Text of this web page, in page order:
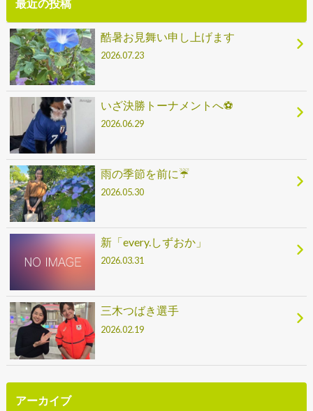
最近の投稿
酷暑お見舞い申し上げます
2026.07.23
いざ決勝トーナメントへ⚽
2026.06.29
雨の季節を前に☔
2026.05.30
新「every.しずおか」
2026.03.31
三木つばき選手
2026.02.19
アーカイブ